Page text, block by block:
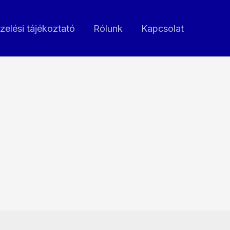
tájékoztató Rólunk Kapcsolat